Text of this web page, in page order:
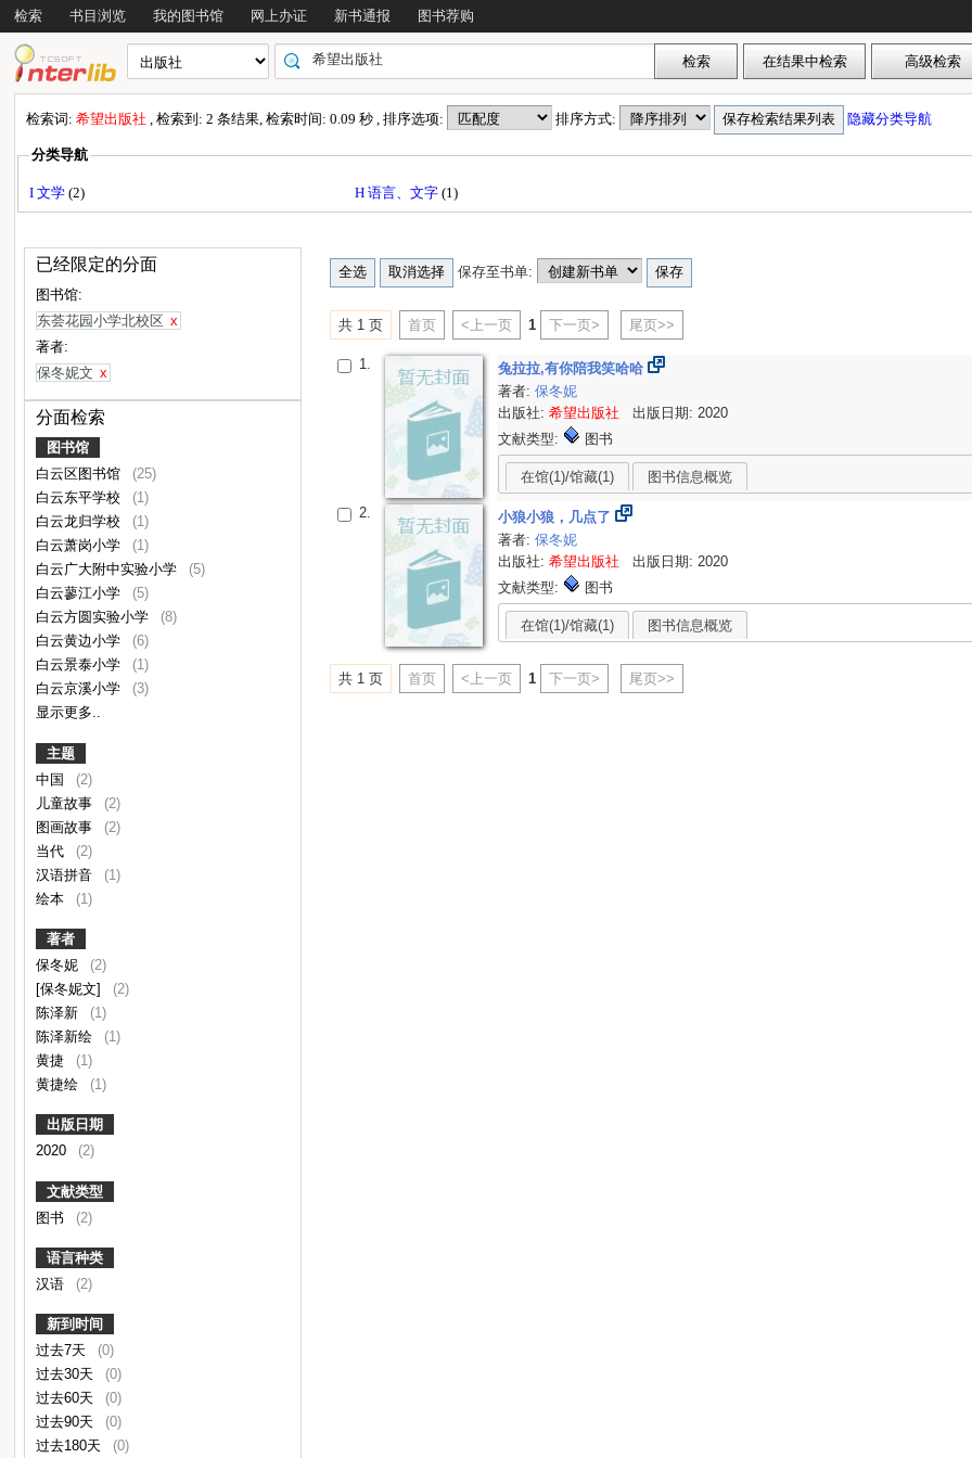
检索 书目浏览 我的图书馆 网上办证 新书通报 图书荐购
检索词:希望出版社, 检索到: 2 条结果, 检索时间: 0.09 秒 , 排序选项: 排序方式: 隐藏分类导航
分类导航
I 文学(2) H 语言、文字(1)
已经限定的分面
图书馆:
东荟花园小学北校区 x
著者:
保冬妮文 x
分面检索
图书馆
白云区图书馆
(25)
白云东平学校
(1)
白云龙归学校
(1)
白云萧岗小学
(1)
白云广大附中实验小学
(5)
白云蓼江小学
(5)
白云方圆实验小学
(8)
白云黄边小学
(6)
白云景泰小学
(1)
白云京溪小学
(3)
显示更多..
主题
中国
(2)
儿童故事
(2)
图画故事
(2)
当代
(2)
汉语拼音
(1)
绘本
(1)
著者
保冬妮
(2)
[保冬妮文]
(2)
陈泽新
(1)
陈泽新绘
(1)
黄捷
(1)
黄捷绘
(1)
出版日期
2020
(2)
文献类型
图书
(2)
语言种类
汉语
(2)
新到时间
过去7天
(0)
过去30天
(0)
过去60天
(0)
过去90天
(0)
过去180天
(0)
保存至书单:
共 1 页 首页 <上一页 1 下一页> 尾页>>
1.
兔拉拉,有你陪我笑哈哈
著者:保冬妮
出版社:希望出版社 出版日期: 2020
文献类型:
图书
在馆(1)/馆藏(1) 图书信息概览
2.
小狼小狼，几点了
著者:保冬妮
出版社:希望出版社 出版日期: 2020
文献类型:
图书
在馆(1)/馆藏(1) 图书信息概览
共 1 页 首页 <上一页 1 下一页> 尾页>>